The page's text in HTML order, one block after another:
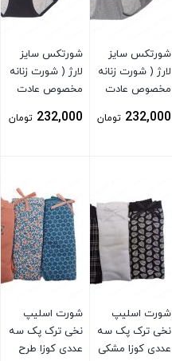
شورتکس سایز
لارژ ( شورت زنانه
مخصوص عادت
232,000 تومان
شورتکس سایز
لارژ ( شورت زنانه
مخصوص عادت
232,000 تومان
شورت اسلیپ
نخی ترک پک سه
عددی کوزا مشکی
شورت اسلیپ
نخی ترک پک سه
عددی کوزا طرح